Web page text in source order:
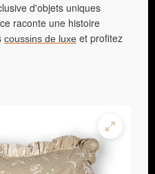
d'objets uniques
raconte une histoire
coussins de luxe et profitez